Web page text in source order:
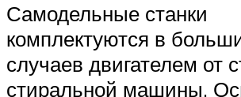
Самодельные станки
комплектуются в
случаев двигателем от
стиральной машины.